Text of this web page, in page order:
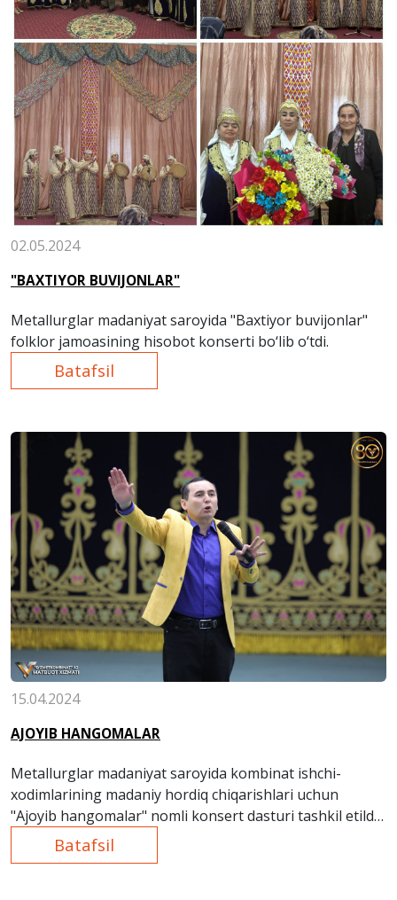
02.05.2024
"BAXTIYOR BUVIJONLAR"
Metallurglar madaniyat saroyida "Baxtiyor buvijonlar"
folklor jamoasining hisobot konserti bo‘lib o‘tdi.
Batafsil
15.04.2024
AJOYIB HANGOMALAR
Metallurglar madaniyat saroyida kombinat ishchi-
xodimlarining madaniy hordiq chiqarishlari uchun
"Ajoyib hangomalar" nomli konsert dasturi tashkil etildi.
Batafsil